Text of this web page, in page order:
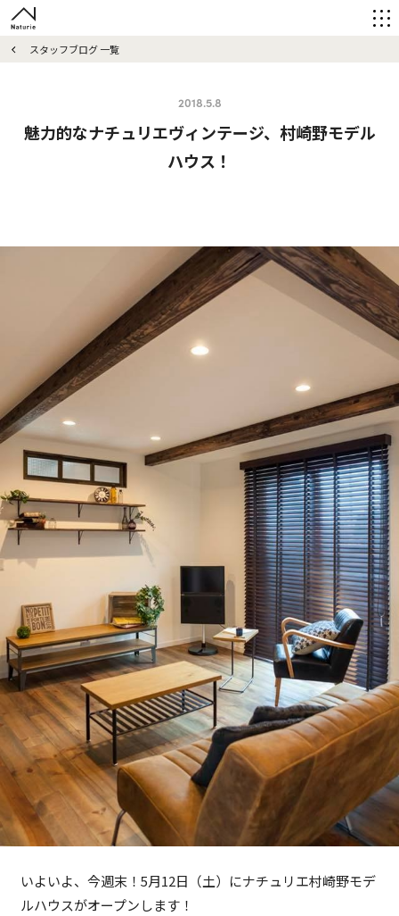
スタッフブログ 一覧
2018.5.8
魅力的なナチュリエヴィンテージ、村崎野モデル
ハウス！
いよいよ、今週末！5月12日（土）にナチュリエ村崎野モデ
ルハウスがオープンします！